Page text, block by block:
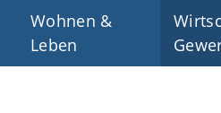
Wohnen &
Leben